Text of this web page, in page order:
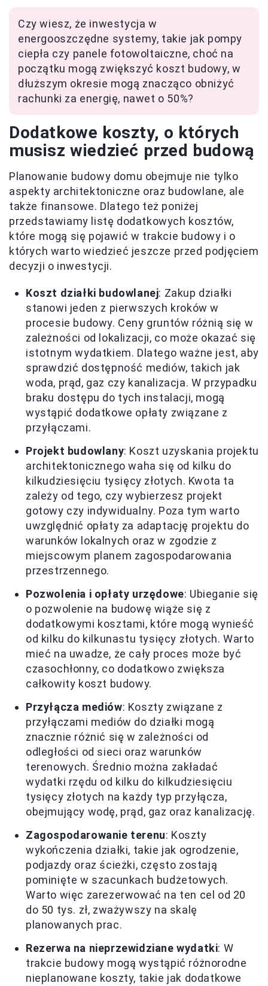
Czy wiesz, że inwestycja w
energooszczędne systemy, takie jak pompy
ciepła czy panele fotowoltaiczne, choć na
początku mogą zwiększyć koszt budowy, w
dłuższym okresie mogą znacząco obniżyć
rachunki za energię, nawet o 50%?
Dodatkowe koszty, o których
musisz wiedzieć przed budową
Planowanie budowy domu obejmuje nie tylko
aspekty architektoniczne oraz budowlane, ale
także finansowe. Dlatego też poniżej
przedstawiamy listę dodatkowych kosztów,
które mogą się pojawić w trakcie budowy i o
których warto wiedzieć jeszcze przed podjęciem
decyzji o inwestycji.
Koszt działki budowlanej: Zakup działki
stanowi jeden z pierwszych kroków w
procesie budowy. Ceny gruntów różnią się w
zależności od lokalizacji, co może okazać się
istotnym wydatkiem. Dlatego ważne jest, aby
sprawdzić dostępność mediów, takich jak
woda, prąd, gaz czy kanalizacja. W przypadku
braku dostępu do tych instalacji, mogą
wystąpić dodatkowe opłaty związane z
przyłączami.
Projekt budowlany: Koszt uzyskania projektu
architektonicznego waha się od kilku do
kilkudziesięciu tysięcy złotych. Kwota ta
zależy od tego, czy wybierzesz projekt
gotowy czy indywidualny. Poza tym warto
uwzględnić opłaty za adaptację projektu do
warunków lokalnych oraz w zgodzie z
miejscowym planem zagospodarowania
przestrzennego.
Pozwolenia i opłaty urzędowe: Ubieganie się
o pozwolenie na budowę wiąże się z
dodatkowymi kosztami, które mogą wynieść
od kilku do kilkunastu tysięcy złotych. Warto
mieć na uwadze, że cały proces może być
czasochłonny, co dodatkowo zwiększa
całkowity koszt budowy.
Przyłącza mediów: Koszty związane z
przyłączami mediów do działki mogą
znacznie różnić się w zależności od
odległości od sieci oraz warunków
terenowych. Średnio można zakładać
wydatki rzędu od kilku do kilkudziesięciu
tysięcy złotych na każdy typ przyłącza,
obejmujący wodę, prąd, gaz oraz kanalizację.
Zagospodarowanie terenu: Koszty
wykończenia działki, takie jak ogrodzenie,
podjazdy oraz ścieżki, często zostają
pominięte w szacunkach budżetowych.
Warto więc zarezerwować na ten cel od 20
do 50 tys. zł, zważywszy na skalę
planowanych prac.
Rezerwa na nieprzewidziane wydatki: W
trakcie budowy mogą wystąpić różnorodne
nieplanowane koszty, takie jak dodatkowe